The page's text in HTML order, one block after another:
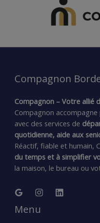
Compagnon
Compagnon – Votre allié
Compagnon
avec des services de
quotidienne, aide aux
Réactif, fiable et humain,
du temps et à simplifier
la maison, le bureau ou
Menu